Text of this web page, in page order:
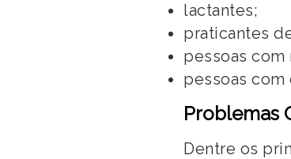
lactantes;
praticantes
pessoas com
pessoas com
Problemas
Dentre os